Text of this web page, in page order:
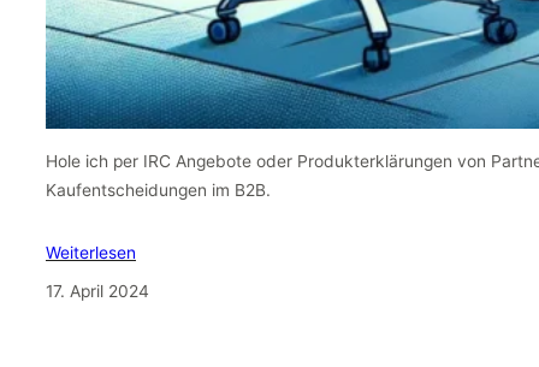
Hole ich per IRC Angebote oder Produkterklärungen von
Kaufentscheidungen im B2B.
Weiterlesen
17. April 2024